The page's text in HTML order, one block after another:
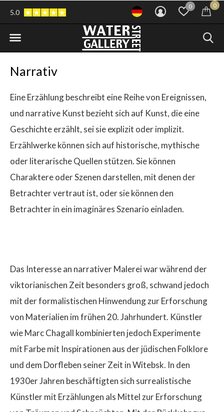
0 0
5.0
Narrativ
Eine Erzählung beschreibt eine Reihe von Ereignissen,
und narrative Kunst bezieht sich auf Kunst, die eine
Geschichte erzählt, sei sie explizit oder implizit.
Erzählwerke können sich auf historische, mythische
oder literarische Quellen stützen. Sie können
Charaktere oder Szenen darstellen, mit denen der
Betrachter vertraut ist, oder sie können den
Betrachter in ein imaginäres Szenario einladen.
Das Interesse an narrativer Malerei war während der
viktorianischen Zeit besonders groß, schwand jedoch
mit der formalistischen Hinwendung zur Erforschung
von Materialien im frühen 20. Jahrhundert. Künstler
wie Marc Chagall kombinierten jedoch Experimente
mit Farbe mit Inspirationen aus der jüdischen Folklore
und dem Dorfleben seiner Zeit in Witebsk. In den
1930er Jahren beschäftigten sich surrealistische
Künstler mit Erzählungen als Mittel zur Erforschung